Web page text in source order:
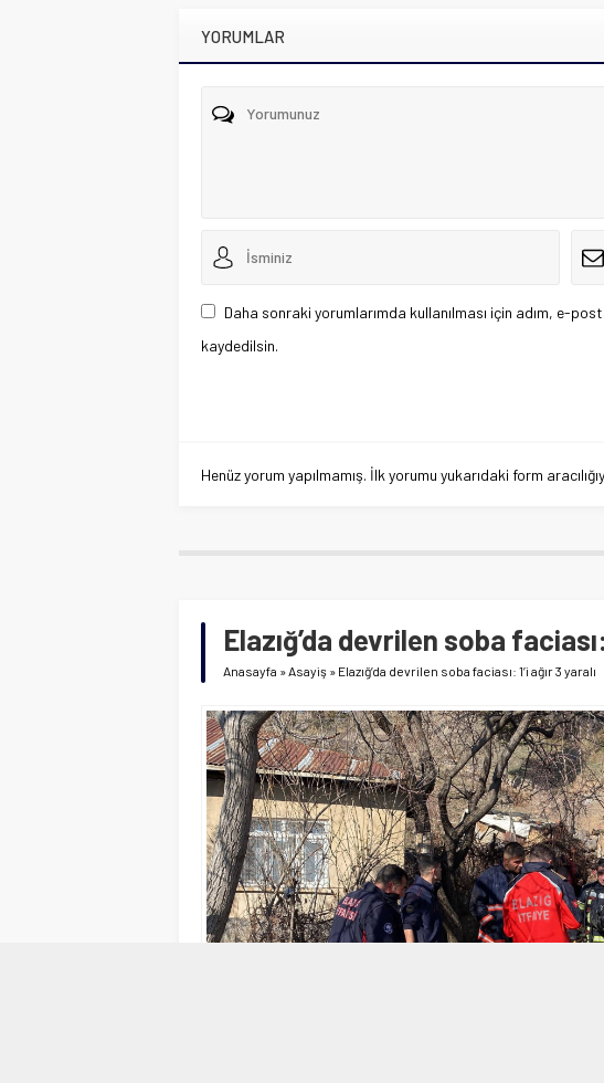
YORUMLAR
Daha sonraki yorumlarımda kullanılması için adım, e-
kaydedilsin.
Henüz yorum yapılmamış. İlk yorumu yukarıdaki form
Elazığ’da devrilen soba faciası:
Anasayfa »Asayiş » Elazığ’da devrilen soba faciası: 1’i ağır 3 yaralı